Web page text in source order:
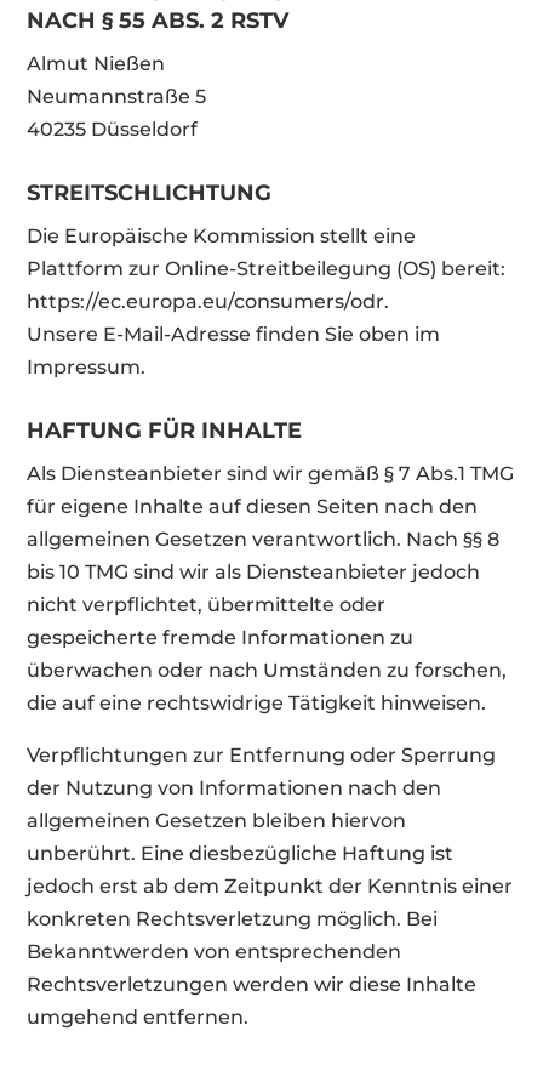
NACH § 55 ABS. 2 RSTV
Almut Nießen
Neumannstraße 5
40235 Düsseldorf
STREITSCHLICHTUNG
Die Europäische Kommission stellt eine
Plattform zur Online-Streitbeilegung (OS) bereit:
https://ec.europa.eu/consumers/odr.
Unsere E-Mail-Adresse finden Sie oben im
Impressum.
HAFTUNG FÜR INHALTE
Als Diensteanbieter sind wir gemäß § 7 Abs.1 TMG
für eigene Inhalte auf diesen Seiten nach den
allgemeinen Gesetzen verantwortlich. Nach §§ 8
bis 10 TMG sind wir als Diensteanbieter jedoch
nicht verpflichtet, übermittelte oder
gespeicherte fremde Informationen zu
überwachen oder nach Umständen zu forschen,
die auf eine rechtswidrige Tätigkeit hinweisen.
Verpflichtungen zur Entfernung oder Sperrung
der Nutzung von Informationen nach den
allgemeinen Gesetzen bleiben hiervon
unberührt. Eine diesbezügliche Haftung ist
jedoch erst ab dem Zeitpunkt der Kenntnis einer
konkreten Rechtsverletzung möglich. Bei
Bekanntwerden von entsprechenden
Rechtsverletzungen werden wir diese Inhalte
umgehend entfernen.